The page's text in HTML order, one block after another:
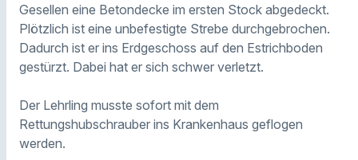
Gesellen eine Betondecke im ersten Stock abgedeckt.
Plötzlich ist eine unbefestigte Strebe durchgebrochen.
Dadurch ist er ins Erdgeschoss auf den Estrichboden
gestürzt. Dabei hat er sich schwer verletzt.
Der Lehrling musste sofort mit dem
Rettungshubschrauber ins Krankenhaus geflogen
werden.